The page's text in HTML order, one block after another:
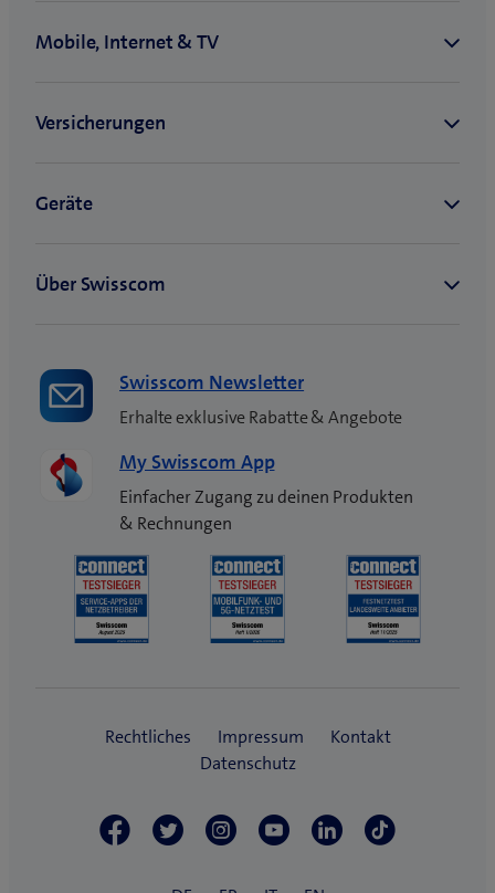
Swisscom Newsletter
Erhalte exklusive Rabatte & Angebote
My Swisscom App
Einfacher Zugang zu deinen Produkten
& Rechnungen